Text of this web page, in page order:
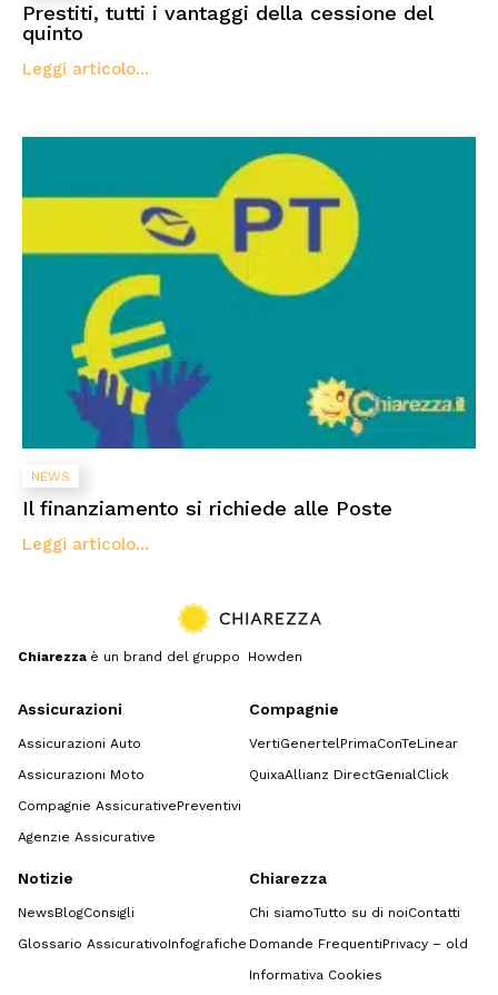
Prestiti, tutti i vantaggi della cessione del
quinto
Leggi articolo...
NEWS
Il finanziamento si richiede alle Poste
Leggi articolo...
Chiarezza è un brand del gruppo Howden
Assicurazioni
Assicurazioni Auto
Assicurazioni Moto
Compagnie AssicurativePreventivi
Agenzie Assicurative
Compagnie
VertiGenertel PrimaConTeLinear
QuixaAllianz DirectGenialClick
Notizie
NewsBlogConsigli
Glossario AssicurativoInfografiche
Chiarezza
Chi siamoTutto su di noiContatti
Domande FrequentiPrivacy – old
Informativa Cookies